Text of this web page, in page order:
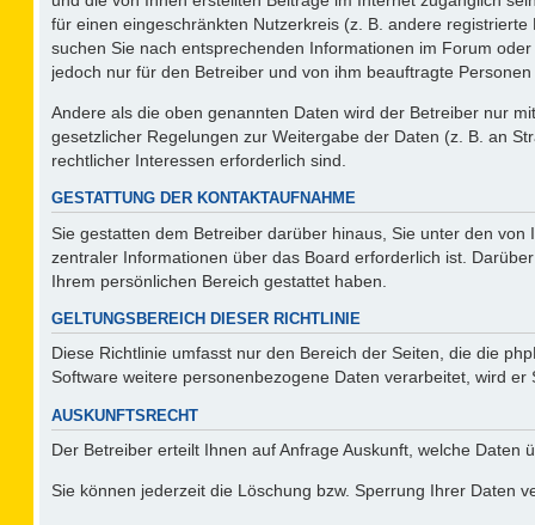
für einen eingeschränkten Nutzerkreis (z. B. andere
suchen Sie nach entsprechenden Informationen im Forum
jedoch nur für den Betreiber und von ihm beauftragte
Andere als die oben genannten Daten wird der Betreiber nur
gesetzlicher Regelungen zur Weitergabe der Daten (z. B. an
rechtlicher Interessen erforderlich sind.
GESTATTUNG DER KONTAKTAUFNAHME
Sie gestatten dem Betreiber darüber hinaus, Sie unter den
zentraler Informationen über das Board erforderlich ist.
Ihrem persönlichen Bereich gestattet haben.
GELTUNGSBEREICH DIESER RICHTLINIE
Diese Richtlinie umfasst nur den Bereich der Seiten, die die
Software weitere personenbezogene Daten verarbeitet, wird
AUSKUNFTSRECHT
Der Betreiber erteilt Ihnen auf Anfrage Auskunft, welche Daten
Sie können jederzeit die Löschung bzw. Sperrung Ihrer Daten